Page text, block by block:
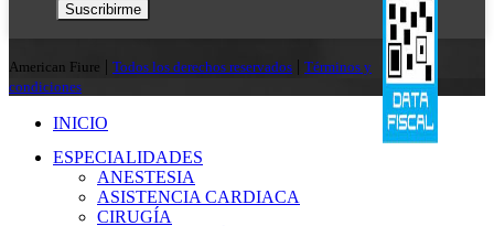
American Fiure | Todos los derechos reservados | Términos y
condiciones
INICIO
ESPECIALIDADES
ANESTESIA
ASISTENCIA CARDIACA
CIRUGÍA